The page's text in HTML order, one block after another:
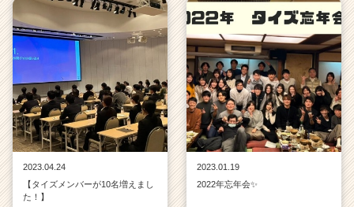
2023.04.24
【タイズメンバーが10名増えまし
た！】
2023.01.19
2022年忘年会✨